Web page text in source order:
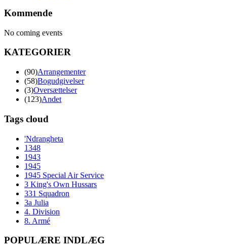
Kommende
No coming events
KATEGORIER
(90)Arrangementer
(58)Bogudgivelser
(3)Oversættelser
(123)Andet
Tags cloud
'Ndrangheta
1348
1943
1945
1945 Special Air Service
3 King's Own Hussars
331 Squadron
3a Julia
4. Division
8. Armé
POPULÆRE INDLÆG